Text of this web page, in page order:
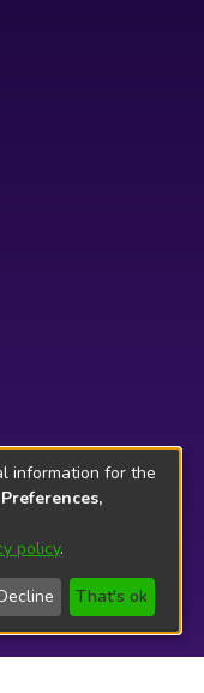
information for the
policy.
That's ok